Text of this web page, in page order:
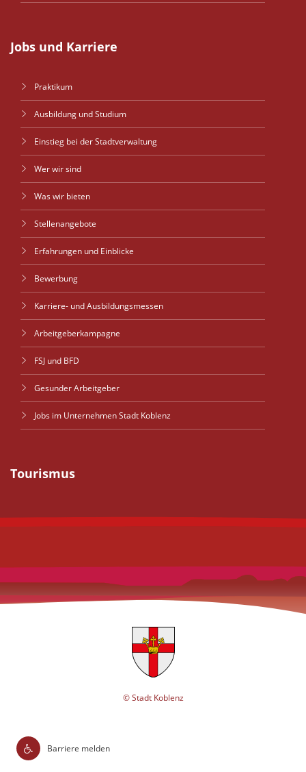
Jobs und Karriere
Praktikum
Ausbildung und Studium
Einstieg bei der Stadtverwaltung
Wer wir sind
Was wir bieten
Stellenangebote
Erfahrungen und Einblicke
Bewerbung
Karriere- und Ausbildungsmessen
Arbeitgeberkampagne
FSJ und BFD
Gesunder Arbeitgeber
Jobs im Unternehmen Stadt Koblenz
Tourismus
© Stadt Koblenz
Barriere melden